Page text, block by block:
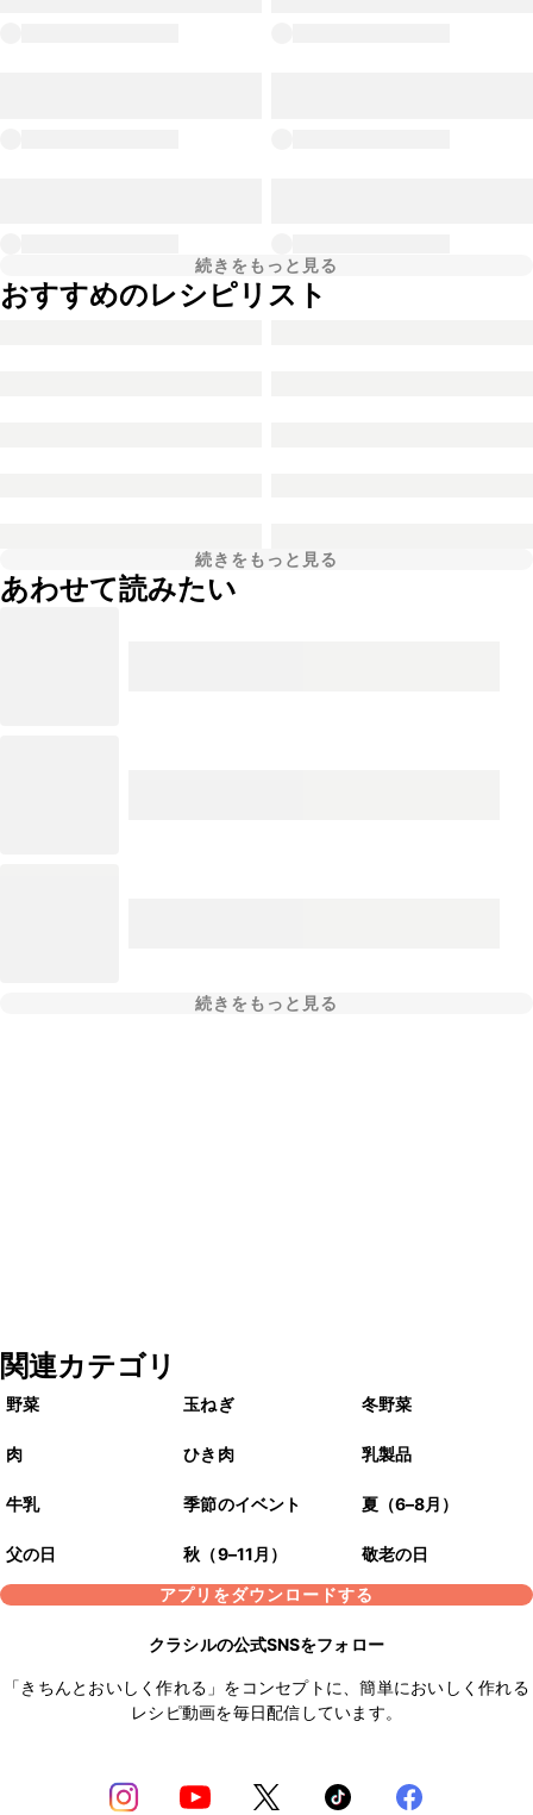
続きをもっと見る
おすすめのレシピリスト
続きをもっと見る
あわせて読みたい
続きをもっと見る
関連カテゴリ
野菜 玉ねぎ 冬野菜
肉 ひき肉 乳製品
牛乳 季節のイベント 夏（6–8月）
父の日 秋（9–11月）
敬老の日
アプリをダウンロードする
クラシルの公式SNSをフォロー
「きちんとおいしく作れる」をコンセプトに、簡単においしく作れる
レシピ動画を毎日配信しています。